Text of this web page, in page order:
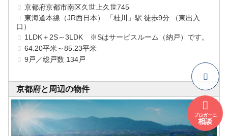
京都府京都市南区久世上久世745
東海道本線（JR西日本） 「桂川」駅 徒歩9分 （東出入
口）
1LDK＋2S～3LDK ※Sはサービスルーム（納戸）です。
64.20平米～85.23平米
9戸／総戸数 134戸
京都府と周辺の物件
ブロガーに
相談